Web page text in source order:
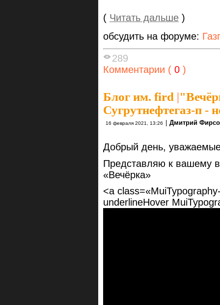
( Читать дальше )
обсудить на форуме:
289
Комментарии ( 0 )
Блог им. fird |
Сугрутнефтегаз-п -
16 февраля 2021, 13:26 | Дмитрий
Добрый день,
Представляю к вашему
«Вечёрка»
<a
underlineHover